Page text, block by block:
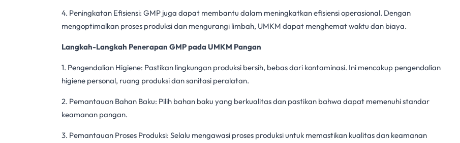
4. Peningkatan Efisiensi: GMP juga dapat membantu dalam meningkatkan efisiensi operasional. Dengan
mengoptimalkan proses produksi dan mengurangi limbah, UMKM dapat menghemat waktu dan biaya.
Langkah-Langkah Penerapan GMP pada UMKM Pangan
1. Pengendalian Higiene: Pastikan lingkungan produksi bersih, bebas dari kontaminasi. Ini mencakup pengendalian
higiene personal, ruang produksi dan sanitasi peralatan.
2. Pemantauan Bahan Baku: Pilih bahan baku yang berkualitas dan pastikan bahwa dapat memenuhi standar
keamanan pangan.
3. Pemantauan Proses Produksi: Selalu mengawasi proses produksi untuk memastikan kualitas dan keamanan